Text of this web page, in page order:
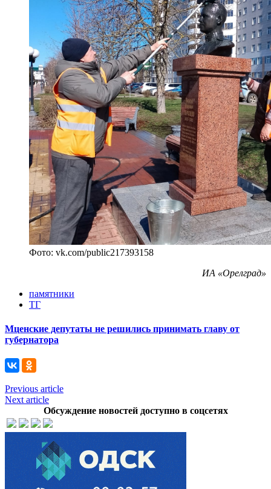
Фото: vk.com/public217393158
ИА «Орелград»
памятники
ТГ
Мценские депутаты не решились принимать главу от
губернатора
Previous article
Next article
Обсуждение новостей доступно в соцсетях